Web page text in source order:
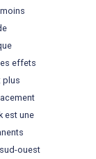
effets
plus
est une
ouest